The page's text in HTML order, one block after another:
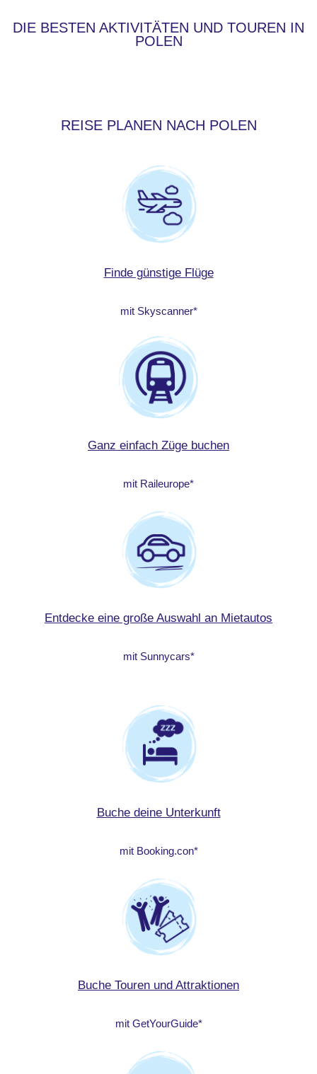
DIE BESTEN AKTIVITÄTEN UND TOUREN IN
POLEN
REISE PLANEN NACH POLEN
Finde günstige Flüge
mit Skyscanner*
Ganz einfach Züge buchen
mit Raileurope*
Entdecke eine große Auswahl an Mietautos
mit Sunnycars*
Buche deine Unterkunft
mit Booking.con*
Buche Touren und Attraktionen
mit GetYourGuide*